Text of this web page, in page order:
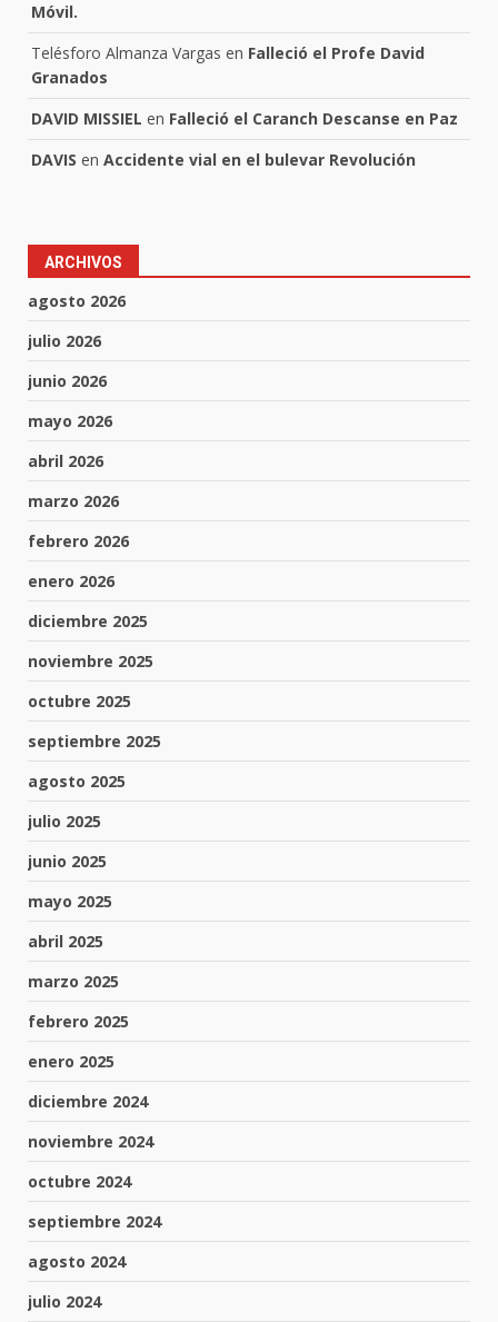
Móvil.
Telésforo Almanza Vargas en Falleció el Profe David
Granados
DAVID MISSIEL en Falleció el Caranch Descanse en Paz
DAVIS en Accidente vial en el bulevar Revolución
ARCHIVOS
agosto 2026
julio 2026
junio 2026
mayo 2026
abril 2026
marzo 2026
febrero 2026
enero 2026
diciembre 2025
noviembre 2025
octubre 2025
septiembre 2025
agosto 2025
julio 2025
junio 2025
mayo 2025
abril 2025
marzo 2025
febrero 2025
enero 2025
diciembre 2024
noviembre 2024
octubre 2024
septiembre 2024
agosto 2024
julio 2024